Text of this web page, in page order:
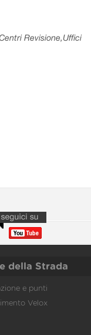
Revisione,Uffici
della Strada
e punti
Velox